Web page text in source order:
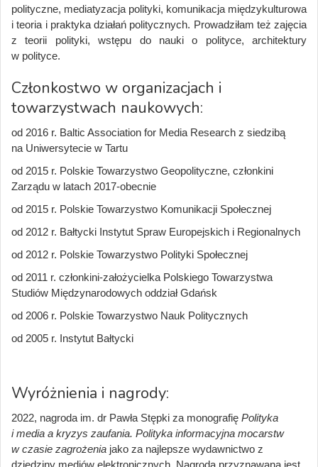
polityczne, mediatyzacja polityki, komunikacja międzykulturowa
i teoria i praktyka działań politycznych. Prowadziłam też zajęcia
z teorii polityki, wstępu do nauki o polityce, architektury
w polityce.
Członkostwo w organizacjach i
towarzystwach naukowych:
od 2016 r. Baltic Association for Media Research z siedzibą
na Uniwersytecie w Tartu
od 2015 r. Polskie Towarzystwo Geopolityczne, członkini
Zarządu w latach 2017-obecnie
od 2015 r. Polskie Towarzystwo Komunikacji Społecznej
od 2012 r. Bałtycki Instytut Spraw Europejskich i Regionalnych
od 2012 r. Polskie Towarzystwo Polityki Społecznej
od 2011 r. członkini-założycielka Polskiego Towarzystwa
Studiów Międzynarodowych oddział Gdańsk
od 2006 r. Polskie Towarzystwo Nauk Politycznych
od 2005 r. Instytut Bałtycki
Wyróżnienia i nagrody:
2022, nagroda im. dr Pawła Stępki za monografię Polityka
i media a kryzys zaufania. Polityka informacyjna mocarstw
w czasie zagrożenia jako za najlepsze wydawnictwo z
dziedziny mediów elektronicznych. Nagroda przyznawana jest